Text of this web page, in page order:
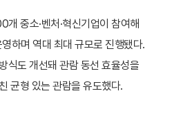
개 중소·벤처·혁신기업이 참여해
하며 역대 최대 규모로 진행됐다.
식도 개선돼 관람 동선 효율성을
균형 있는 관람을 유도했다.